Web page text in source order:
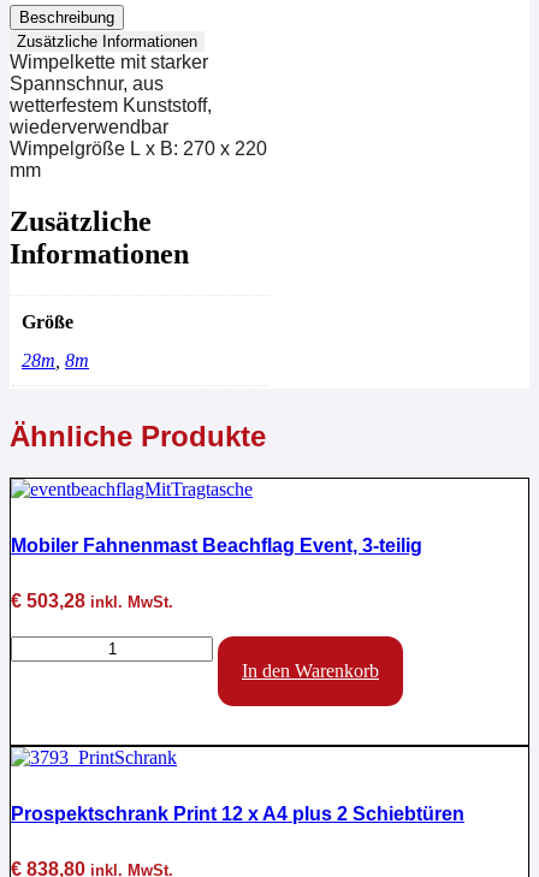
Beschreibung
Zusätzliche Informationen
Wimpelkette mit starker
Spannschnur, aus
wetterfestem Kunststoff,
wiederverwendbar
Wimpelgröße L x B: 270 x 220
mm
Zusätzliche
Informationen
Größe
28m 8m
Ähnliche Produkte
Mobiler Fahnenmast Beachflag Event, 3-teilig
€ 503,28 inkl. MwSt.
Fahnenmast
teilig
In den Warenkorb
Prospektschrank Print 12 x A4 plus 2 Schiebtüren
€ 838,80 inkl. MwSt.